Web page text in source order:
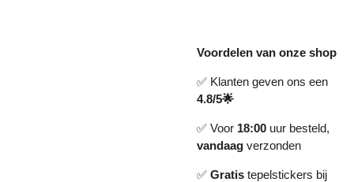
Voordelen van onze shop
✅ Klanten geven ons een
4.8/5🌟
✅ Voor 18:00 uur besteld,
vandaag verzonden
✅ Gratis tepelstickers bij